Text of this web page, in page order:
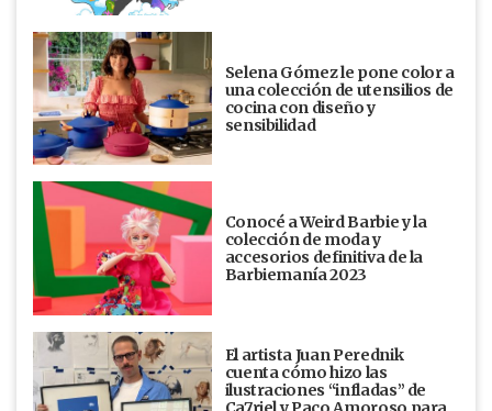
Selena Gómez le pone color a
una colección de utensilios de
cocina con diseño y
sensibilidad
Conocé a Weird Barbie y la
colección de moda y
accesorios definitiva de la
Barbiemanía 2023
El artista Juan Perednik
cuenta cómo hizo las
ilustraciones “infladas” de